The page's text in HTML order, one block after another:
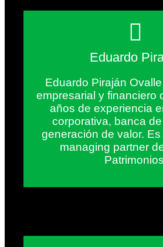
Eduardo
Eduardo Piraján
empresarial y financiero
años de experiencia
corporativa, banca
generación de valor.
managing partner